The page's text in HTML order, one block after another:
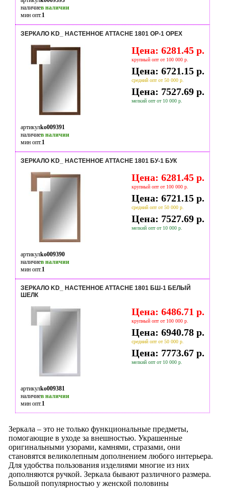
наличиев наличии
мин опт.1
ЗЕРКАЛО KD_ НАСТЕННОЕ ATTACHE 1801 ОР-1 ОРЕХ
Цена: 6281.45 р.
крупный опт от 100 000 р.
Цена: 6721.15 р.
средний опт от 50 000 р.
Цена: 7527.69 р.
мелкий опт от 10 000 р.
артикулko009391
наличиев наличии
мин опт.1
ЗЕРКАЛО KD_ НАСТЕННОЕ ATTACHE 1801 БУ-1 БУК
Цена: 6281.45 р.
крупный опт от 100 000 р.
Цена: 6721.15 р.
средний опт от 50 000 р.
Цена: 7527.69 р.
мелкий опт от 10 000 р.
артикулko009390
наличиев наличии
мин опт.1
ЗЕРКАЛО KD_ НАСТЕННОЕ ATTACHE 1801 БШ-1 БЕЛЫЙ
ШЕЛК
Цена: 6486.71 р.
крупный опт от 100 000 р.
Цена: 6940.78 р.
средний опт от 50 000 р.
Цена: 7773.67 р.
мелкий опт от 10 000 р.
артикулko009381
наличиев наличии
мин опт.1
Зеркала – это не только функциональные предметы,
помогающие в уходе за внешностью. Украшенные
оригинальными узорами, камнями, стразами, они
становятся великолепным дополнением любого интерьера.
Для удобства пользования изделиями многие из них
дополняются ручкой. Зеркала бывают различного размера.
Большой популярностью у женской половины